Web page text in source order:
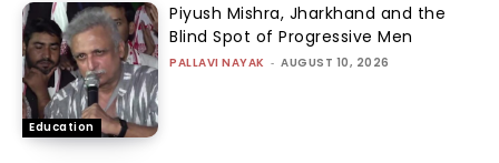
Education
Piyush Mishra, Jharkhand and the
Blind Spot of Progressive Men
PALLAVI NAYAK - AUGUST 10, 2026